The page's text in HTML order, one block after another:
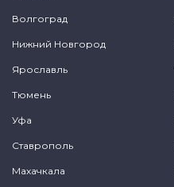
Волгоград
Нижний Новгород
Ярославль
Тюмень
Уфа
Ставрополь
Махачкала